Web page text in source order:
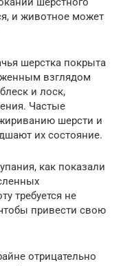
и животное может
шерстка покрыта
взглядом
и лоск,
Частые
шерсти и
их состояние.
как показали
требуется не
привести свою
отрицательно